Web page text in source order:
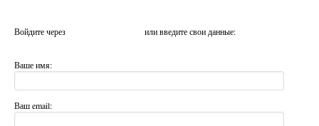
Войдите через или введите свои данные:
Ваше имя:
Ваш email: